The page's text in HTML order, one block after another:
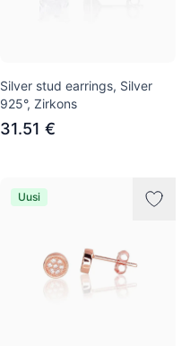
Silver stud earrings, Silver
925°, Zirkons
31.51 €
Uusi